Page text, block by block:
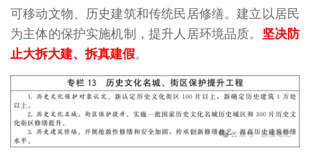
可移动文物、历史建筑和传统民居修缮。建立以居民
为主体的保护实施机制，提升人居环境品质。 坚决防
止大拆大建、拆真建假。